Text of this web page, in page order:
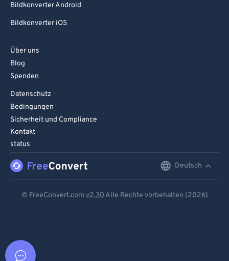
Bildkonverter Android
Bildkonverter iOS
Über uns
Blog
Spenden
Datenschutz
Bedingungen
Sicherheit und Compliance
Kontakt
status
Deutsch
© FreeConvert.com v2.30 Alle Rechte vorbehalten (2026)